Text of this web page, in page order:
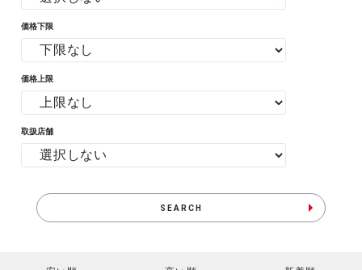
価格下限
価格上限
取扱店舗
SEARCH